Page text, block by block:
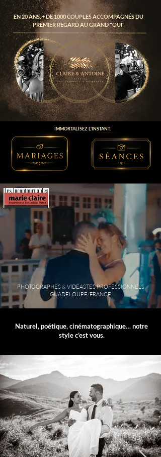
EN 20 ANS, + DE 1000 COUPLES ACCOMPAGNÉS DU
PREMIER REGARD AU GRAND "OUI"
IMMORTALISEZ L'INSTANT.
PHOTOGRAPHES & VIDÉASTES PROFESSIONNELS
GUADELOUPE/FRANCE
Naturel, poétique, cinématographique… notre
style c’est vous.